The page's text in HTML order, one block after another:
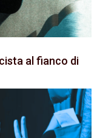
al fianco di